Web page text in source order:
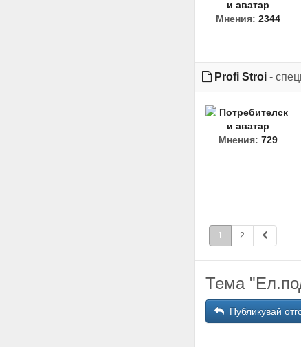
Мнения: 2344
Profi Stroi -
Мнения: 729
1 2
Тема
Публикувай